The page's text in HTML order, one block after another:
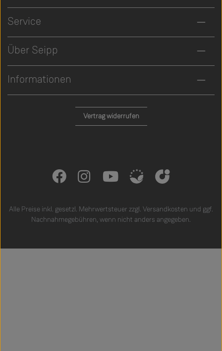
Service
Über Seipp
Informationen
Vertrag widerrufen
Alle Preise inkl. gesetzl. Mehrwertsteuer zzgl. Versandkosten und ggf.
Nachnahmegebühren, wenn nicht anders angegeben.